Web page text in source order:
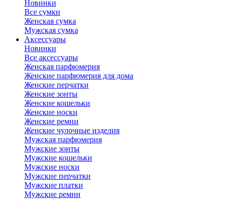
Новинки
Все сумки
Женская сумка
Мужская сумка
Аксессуары
Новинки
Все аксессуары
Женская парфюмерия
Женские парфюмерия для дома
Женские перчатки
Женские зонты
Женские кошельки
Женские носки
Женские ремни
Женские чулочные изделия
Мужская парфюмерия
Мужские зонты
Мужские кошельки
Мужские носки
Мужские перчатки
Мужские платки
Мужские ремни